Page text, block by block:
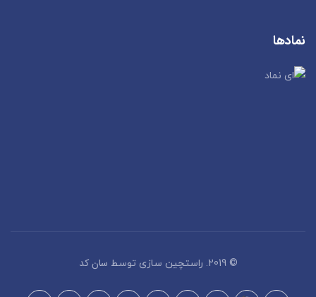
نمادها
© 2019. راستچین سازی توسط سان کد